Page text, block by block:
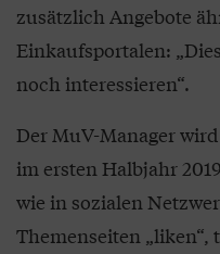
zusätzlich Angebote
Einkaufsportalen:
noch interessieren“.
Der MuV-Manager
im ersten Halbjahr
wie in sozialen
Themenseiten